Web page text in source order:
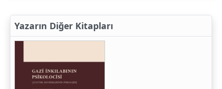
Yazarın Diğer Kitapları